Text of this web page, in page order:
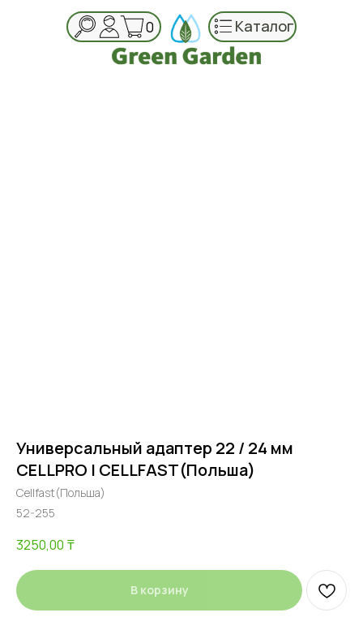
0 Каталог
Универсальный адаптер 22 / 24 мм
CELLPRO | CELLFAST(Польша)
Cellfast(Польша)
52-255
3250,00 ₸
В корзину